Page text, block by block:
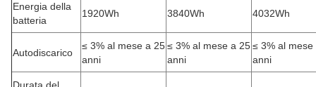
Energia della
batteria
1920Wh 3840Wh 4032Wh
Autodiscarico
≤ 3% al mese a 25
anni
≤ 3% al mese a 25
anni
≤ 3% al mese
anni